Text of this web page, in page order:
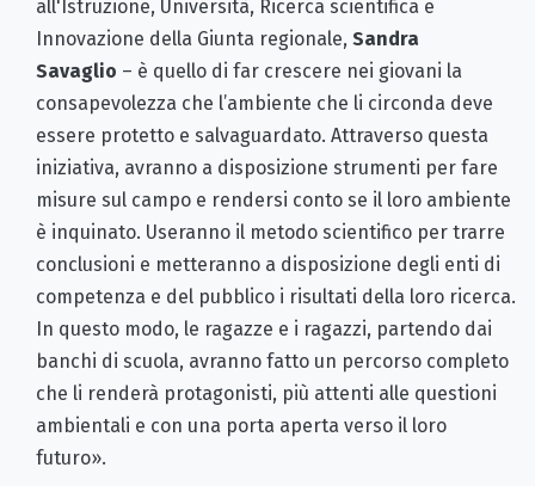
all'Istruzione, Università, Ricerca scientifica e
Innovazione della Giunta regionale, Sandra
Savaglio – è quello di far crescere nei giovani la
consapevolezza che l’ambiente che li circonda deve
essere protetto e salvaguardato. Attraverso questa
iniziativa, avranno a disposizione strumenti per fare
misure sul campo e rendersi conto se il loro ambiente
è inquinato. Useranno il metodo scientifico per trarre
conclusioni e metteranno a disposizione degli enti di
competenza e del pubblico i risultati della loro ricerca.
In questo modo, le ragazze e i ragazzi, partendo dai
banchi di scuola, avranno fatto un percorso completo
che li renderà protagonisti, più attenti alle questioni
ambientali e con una porta aperta verso il loro
futuro».